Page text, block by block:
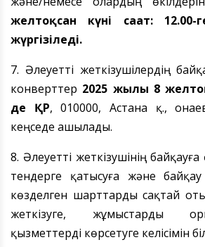
желтоқсан күні сағат:
жүргізіледі.
7. Әлеуетті жеткізушілердің
конверттер 2025 жылғы 8
де ҚР, 010000, Астана қ.,
кеңседе ашылады.
8. Әлеуетті жеткізушінің
тендерге қатысуға және
көзделген шарттарды сақтай
жеткізуге, жұмыстарды
қызметтерді көрсетуге келісімін